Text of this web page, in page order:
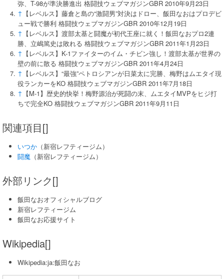
弥、T-98が準決勝進出 格闘技ウェブマガジンGBR 2010年9月23日
↑ 【レベルス】藤倉と島の“激闘男”対決はドロー、飯田なおはプロデビ
ュー戦で勝利 格闘技ウェブマガジンGBR 2010年12月19日
↑ 【レベルス】渡部太基と闘魔が初代王座に就く！飯田なおプロ2連
勝、立嶋篤史は敗れる 格闘技ウェブマガジンGBR 2011年1月23日
↑ 【レベルス】K-1ファイターのイム・チビン強し！渡部太基が世界の
壁の前に散る 格闘技ウェブマガジンGBR 2011年4月24日
↑ 【レベルス】“最強”ペトロシアンが日菜太に完勝、梅野はムエタイ現
役ランカーをKO 格闘技ウェブマガジンGBR 2011年7月18日
↑ 【M-1】歴史的快挙！梅野源治が死闘の末、ムエタイMVPをヒジ打
ちで完全KO 格闘技ウェブマガジンGBR 2011年9月11日
関連項目[]
いつか （新宿レフティージム）
闘魔 （新宿レフティージム）
外部リンク[]
飯田なおオフィシャルブログ
新宿レフティージム
飯田なお応援サイト
Wikipedia[]
Wikipedia:ja:飯田なお